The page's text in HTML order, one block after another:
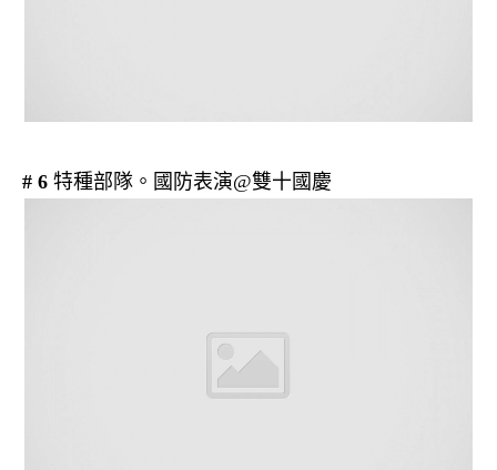
# 6 特種部隊。國防表演@雙十國慶